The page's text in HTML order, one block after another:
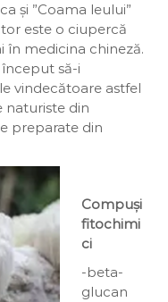
și ”Coama leului”
este o ciupercă
în medicina chineză.
să-i
vindecătoare astfel
naturiste din
preparate din
Compuși
fitochimi
ci
-beta-
glucan